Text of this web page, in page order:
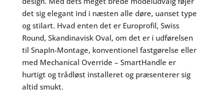
det sig elegant ind i næsten alle døre, uanset type
og stilart. Hvad enten det er Europrofil, Swiss
Round, Skandinavisk Oval, om det er i udførelsen
til SnapIn-Montage, konventionel fastgørelse eller
med Mechanical Override – SmartHandle er
hurtigt og trådløst installeret og præsenterer sig
altid smukt.